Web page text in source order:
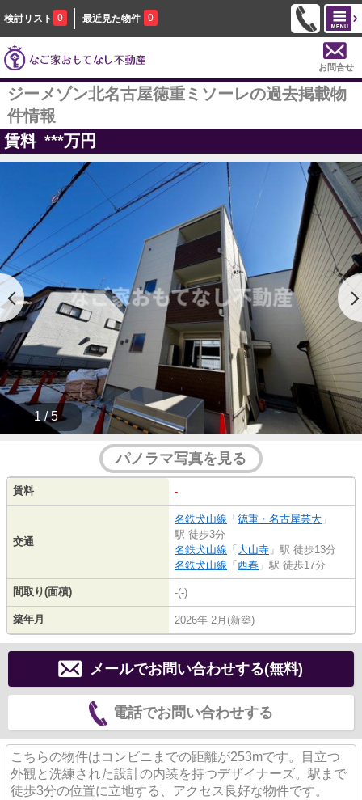
検討リスト 0 最近見た物件 0
お問合せ
ジーメゾン北名古屋徳重ミソーレの過去掲載物
件情報
賃料 ***万円
1 / 5
パノラマ写真を見る
賃料 -
交通
名鉄犬山線 「 徳重・名古屋芸大 」
駅 徒歩3分
名鉄犬山線 「 大山寺 」駅 徒歩13分
名鉄犬山線 「 西春 」駅 徒歩17分
間取り(面積) -(-)
築年月 2026年 2月(新築)
メールでお問い合わせする(無料)
電話でお問い合わせする
こちらの物件はコンビニまでの距離が253mです。目立つ
外観と洗練された設計の内装を持つデザイナーズ。駅まで
徒歩3分の位置に立地する、アクセス良好な物件です。